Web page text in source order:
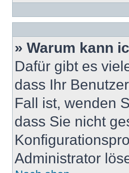
» Warum kann
Dafür gibt es
dass Ihr
Fall ist, wenden
dass Sie nicht
Administrator